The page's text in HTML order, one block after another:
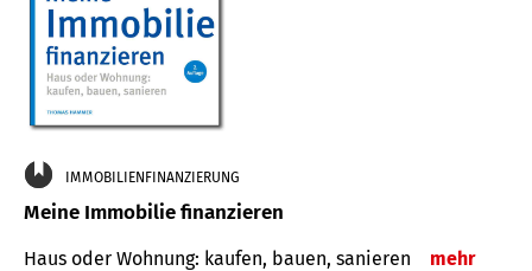
IMMOBILIENFINANZIERUNG
Meine Immobilie finanzieren
Haus oder Wohnung: kaufen, bauen, sanieren mehr